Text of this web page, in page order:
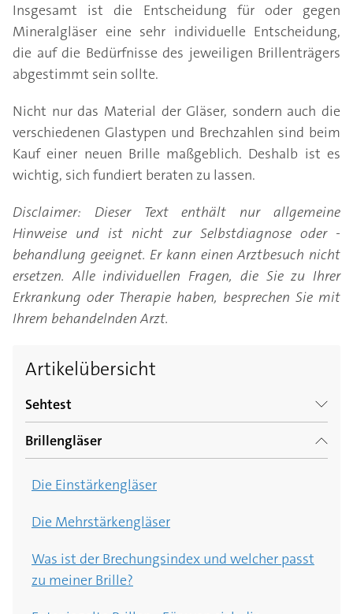
Insgesamt ist die Entscheidung für oder gegen
Mineralgläser eine sehr individuelle Entscheidung,
die auf die Bedürfnisse des jeweiligen Brillenträgers
abgestimmt sein sollte.
Nicht nur das Material der Gläser, sondern auch die
verschiedenen Glastypen und Brechzahlen sind beim
Kauf einer neuen Brille maßgeblich. Deshalb ist es
wichtig, sich fundiert beraten zu lassen.
Disclaimer: Dieser Text enthält nur allgemeine
Hinweise und ist nicht zur Selbstdiagnose oder -
behandlung geeignet. Er kann einen Arztbesuch nicht
ersetzen. Alle individuellen Fragen, die Sie zu Ihrer
Erkrankung oder Therapie haben, besprechen Sie mit
Ihrem behandelnden Arzt.
Artikelübersicht
Sehtest
Sehtest beim Optiker oder Augenarzt?
Diese Werte stehen auf dem Brillenpass
Brillengläser
Die Einstärkengläser
Die Mehrstärkengläser
Was ist der Brechungsindex und welcher passt
zu meiner Brille?